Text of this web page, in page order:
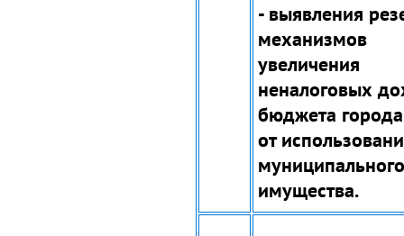
- выявления
механизмов
увеличения
неналоговых
бюджета
от
муниципального
имущества.